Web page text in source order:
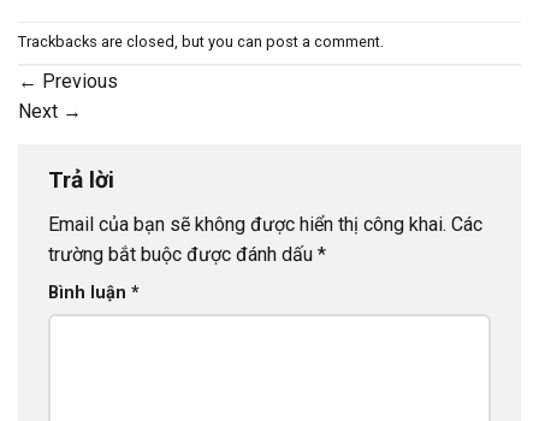
Trackbacks are closed, but you can post a comment.
← Previous
Next →
Trả lời
Email của bạn sẽ không được hiển thị công khai. Các
trường bắt buộc được đánh dấu *
Bình luận *